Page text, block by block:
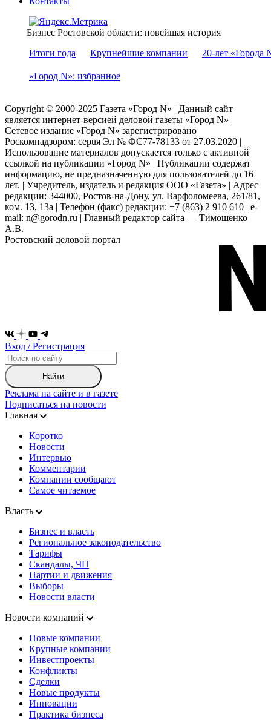
Бизнес Ростовской области: новейшая история
Итоги года
Крупнейшие компании 20-лет «Города
«Город N»: избранное
Copyright © 2000-2025 Газета «Город N» | Данный сайт
является интернет-версией деловой газеты «Город N» |
Сетевое издание «Город N» зарегистрировано
Роскомнадзором: серuя Эл № ФС77-78133 от 27.03.2020 |
Использование материалов допускается только с активной
ссылкой на публикации «Город N» | Публикации содержат
информацию, не предназначенную для пользователей до 16
лет. | Учредитель, издатель и редакция ООО «Газета» | Адрес
редакции: 344000, Ростов-на-Дону, ул. Варфоломеева, 261/81,
ком. 13, 13а | Телефон (факс) редакции: +7 (863) 2 910 610 | e-
mail: n@gorodn.ru | Главный редактор сайта — Тимошенко
А.В.
Ростовский деловой портал
Вход / Регистрация
Найти
Реклама на сайте и в газете
Подписаться на новости
Главная
Коротко
Новости
Интервью
Комментарии
Компании сообщают
Самое читаемое
Власть
Бизнес и власть
Региональное законодательство
Тарифы
Скандалы, ЧП
Партии и движения
Выборы
Новости власти
Новости компаний
Новые компании
Крупные компании
Инвестпроекты
Конфликты
Сделки
Новые продукты
Инновации
Практика бизнеса